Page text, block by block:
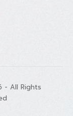
- All Rights